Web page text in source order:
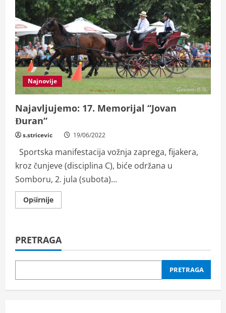
Najnovije
Najavljujemo: 17. Memorijal “Jovan
Đuran“
s.stricevic 19/06/2022
Sportska manifestacija vožnja zaprega, fijakera,
kroz čunjeve (disciplina C), biće održana u
Somboru, 2. jula (subota)...
OpširnijeRead
more
Memorijal
“Jovan
Đuran“
PRETRAGA
PRETRAGA